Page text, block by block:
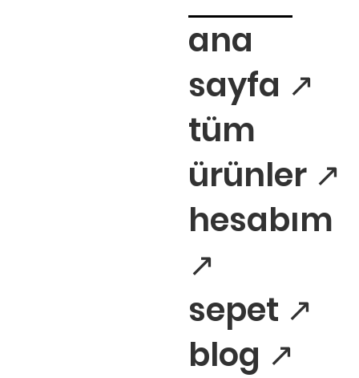
ana
sayfa ↗
tüm
ürünler ↗
hesabım
↗
sepet ↗
blog ↗